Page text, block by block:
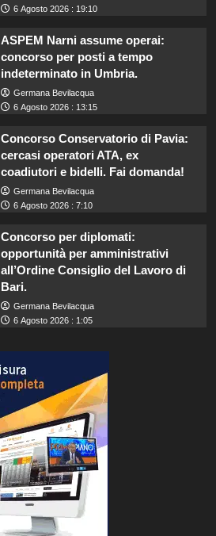
6 Agosto 2026 : 19:10
ASPEM Narni assume operai:
concorso per posti a tempo
indeterminato in Umbria.
Germana Bevilacqua
6 Agosto 2026 : 13:15
Concorso Conservatorio di Pavia:
cercasi operatori ATA, ex
coadiutori e bidelli. Fai domanda!
Germana Bevilacqua
6 Agosto 2026 : 7:10
Concorso per diplomati:
opportunità per amministrativi
all’Ordine Consiglio del Lavoro di
Bari.
Germana Bevilacqua
6 Agosto 2026 : 1:05